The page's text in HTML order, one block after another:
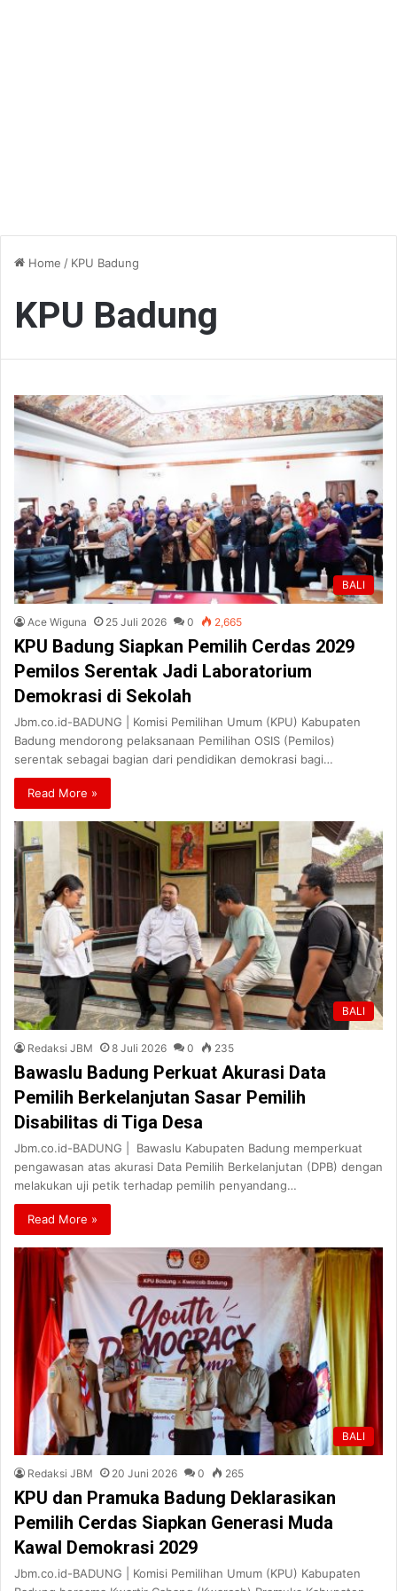
Home / KPU Badung
KPU Badung
BALI
Ace Wiguna 25 Juli 2026 0 2,665
KPU Badung Siapkan Pemilih Cerdas 2029
Pemilos Serentak Jadi Laboratorium
Demokrasi di Sekolah
Jbm.co.id-BADUNG | Komisi Pemilihan Umum (KPU) Kabupaten
Badung mendorong pelaksanaan Pemilihan OSIS (Pemilos)
serentak sebagai bagian dari pendidikan demokrasi bagi…
Read More »
BALI
Redaksi JBM 8 Juli 2026 0 235
Bawaslu Badung Perkuat Akurasi Data
Pemilih Berkelanjutan Sasar Pemilih
Disabilitas di Tiga Desa
Jbm.co.id-BADUNG | Bawaslu Kabupaten Badung memperkuat
pengawasan atas akurasi Data Pemilih Berkelanjutan (DPB) dengan
melakukan uji petik terhadap pemilih penyandang…
Read More »
BALI
Redaksi JBM 20 Juni 2026 0 265
KPU dan Pramuka Badung Deklarasikan
Pemilih Cerdas Siapkan Generasi Muda
Kawal Demokrasi 2029
Jbm.co.id-BADUNG | Komisi Pemilihan Umum (KPU) Kabupaten